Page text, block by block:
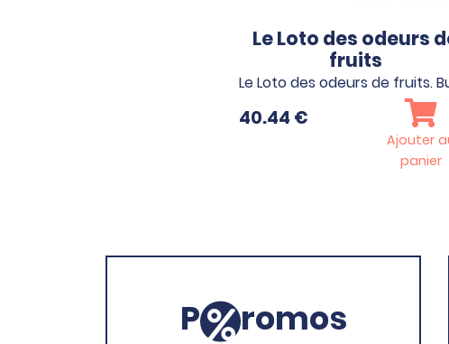
Le Loto des odeurs
fruits
Le Loto des odeurs de fruits.
40.44 €
Ajouter
panier
P romos